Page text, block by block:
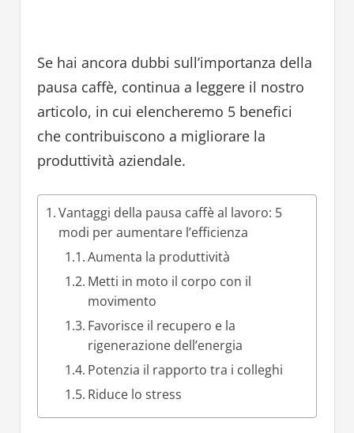
Se hai ancora dubbi sull’importanza della
pausa caffè, continua a leggere il nostro
articolo, in cui elencheremo 5 benefici
che contribuiscono a migliorare la
produttività aziendale.
Vantaggi della pausa caffè al lavoro: 5
modi per aumentare l’efficienza
Aumenta la produttività
Metti in moto il corpo con il
movimento
Favorisce il recupero e la
rigenerazione dell’energia
Potenzia il rapporto tra i colleghi
Riduce lo stress